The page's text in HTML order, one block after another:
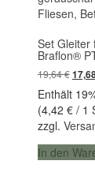
Set Gleiter
Braflon®
19,64€
war:
Enthält
(4,42 €/ 1
zzgl.
In den